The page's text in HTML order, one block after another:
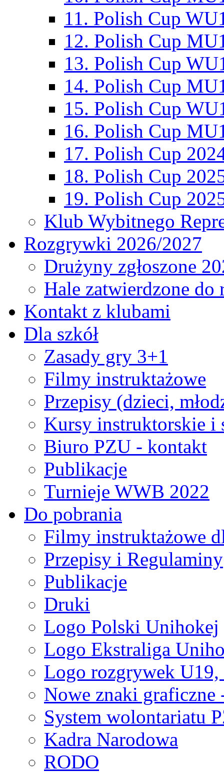
11. Polish Cup
12. Polish Cup
13. Polish Cup
14. Polish Cup
15. Polish Cup
16. Polish Cup
17. Polish Cup
18. Polish Cup
19. Polish Cup
Klub Wybitnego
Rozgrywki 2026/2027
Drużyny zgłoszone
Hale zatwierdzone
Kontakt z klubami
Dla szkół
Zasady gry 3+1
Filmy instruktażowe
Przepisy (dzieci,
Kursy instruktorskie i
Biuro PZU - kontakt
Publikacje
Turnieje WWB 2022
Do pobrania
Filmy instruktażowe
Przepisy i Regulaminy
Publikacje
Druki
Logo Polski Unihokej
Logo Ekstraliga
Logo rozgrywek
Nowe znaki graficzne
System wolontariatu
Kadra Narodowa
RODO